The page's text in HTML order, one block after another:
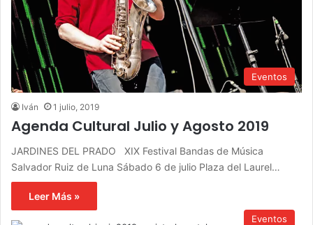
Eventos
Iván 1 julio, 2019
Agenda Cultural Julio y Agosto 2019
JARDINES DEL PRADO XIX Festival Bandas de Música
Salvador Ruiz de Luna Sábado 6 de julio Plaza del Laurel…
Leer Más »
Eventos